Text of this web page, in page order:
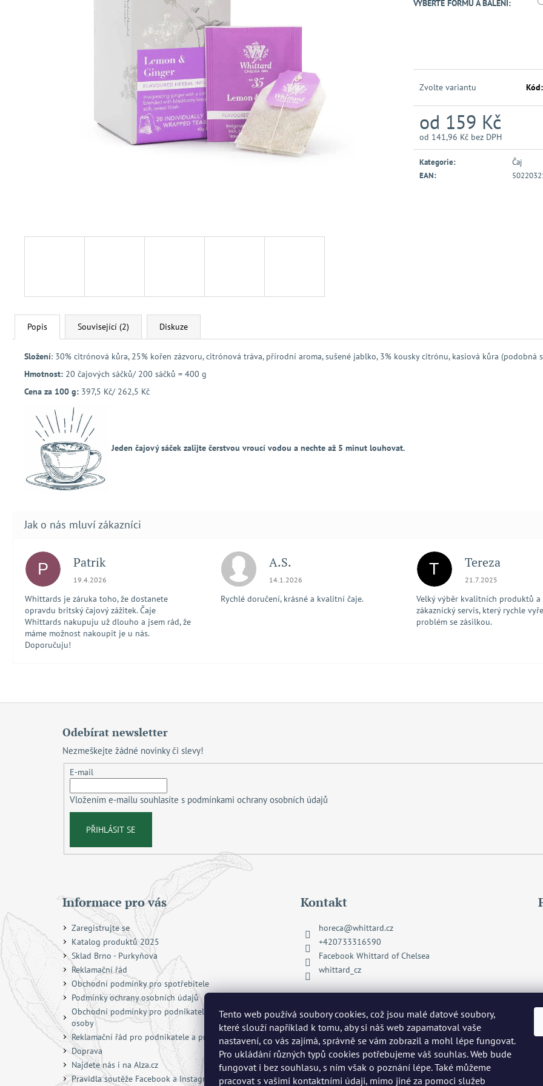
Tento web používá soubory cookies, což jsou malé datové soubory,
které slouží například k tomu, aby si náš web zapamatoval vaše
nastavení, co vás zajímá, správně se vám zobrazil a mohl lépe fungovat.
Pro ukládání různých typů cookies potřebujeme váš souhlas. Web bude
fungovat i bez souhlasu, s ním však o poznání lépe. Také můžeme
pracovat s vašimi kontaktními údaji, mimo jiné za pomoci služeb
VYBERTE FORMU A BALENÍ:
Zvolte variantu Kód:
od 159 Kč
od 141,96 Kč bez DPH
Měrná
cena:
Kategorie:
Čaj
EAN:
Popis Související (2) Diskuze
Složení: 30% citrónová kůra, 25% kořen zázvoru, citrónová tráva, přírodní aroma, sušené jablko, 3% kousky citrónu, kasiová kůra (podobná
Hmotnost: 20 čajových sáčků/ 200 sáčků = 400 g
Cena za 100 g: 397,5 Kč/ 262,5 Kč
Jeden čajový sáček zalijte čerstvou vroucí vodou a nechte až 5 minut louhovat.
P Patrik
Hodnocení obchodu je 5 z 5 hvězdiček.
19.4.2026
Whittards je záruka toho, že dostanete
opravdu britský čajový zážitek. Čaje
Whittards nakupuju už dlouho a jsem rád, že
máme možnost nakoupit je u nás.
Doporučuju!
A.S.
Hodnocení obchodu je 5 z 5 hvězdiček.
14.1.2026
Rychlé doručení, krásné a kvalitní čaje.
T Tereza
Hodnocení obchodu
21.7.2025
Velký výběr kvalitních produktů a
zákaznický servis, který rychle
problém se zásilkou.
Odebírat newsletter
Nezmeškejte žádné novinky či slevy!
E-mail
Vložením e-mailu souhlasíte s podmínkami ochrany osobních údajů
PŘIHLÁSIT SE
Informace pro vás
Zaregistrujte se
Katalog produktů 2025
Sklad Brno - Purkyňova
Reklamační řád
Obchodní podmínky pro spotřebitele
Podmínky ochrany osobních údajů
Obchodní podmínky pro podnikatele a právnické
osoby
Reklamační řád pro podnikatele a právnické osoby
Doprava
Najdete nás i na Alza.cz
Pravidla soutěže Facebook a Instagram
Kontakt
horeca@whittard.cz
+420733316590
Facebook Whittard of Chelsea
whittard_cz